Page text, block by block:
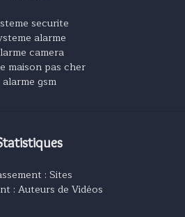
securite
alarme
camera
maison pas cher
alarme gsm
: Sites
: Auteurs de Vidéos